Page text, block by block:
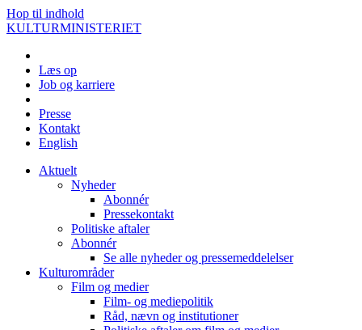
Hop til indhold
KULTURMINISTERIET
Læs op
Job og karriere
Presse
Kontakt
English
Aktuelt
Nyheder
Abonnér
Pressekontakt
Politiske aftaler
Abonnér
Se alle nyheder og pressemeddelelser
Kulturområder
Film og medier
Film- og mediepolitik
Råd, nævn og institutioner